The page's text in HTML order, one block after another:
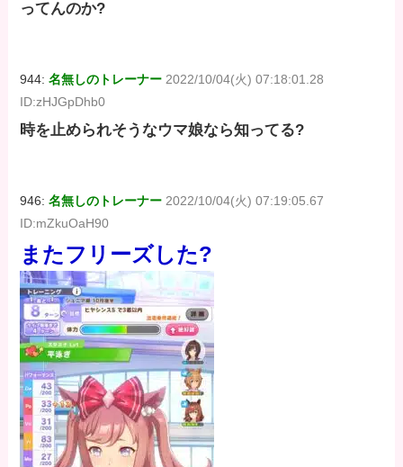
ってんのか?
944:名無しのトレーナー 2022/10/04(火) 07:18:01.28
ID:zHJGpDhb0
時を止められそうなウマ娘なら知ってる?
946:名無しのトレーナー 2022/10/04(火) 07:19:05.67
ID:mZkuOaH90
またフリーズした?